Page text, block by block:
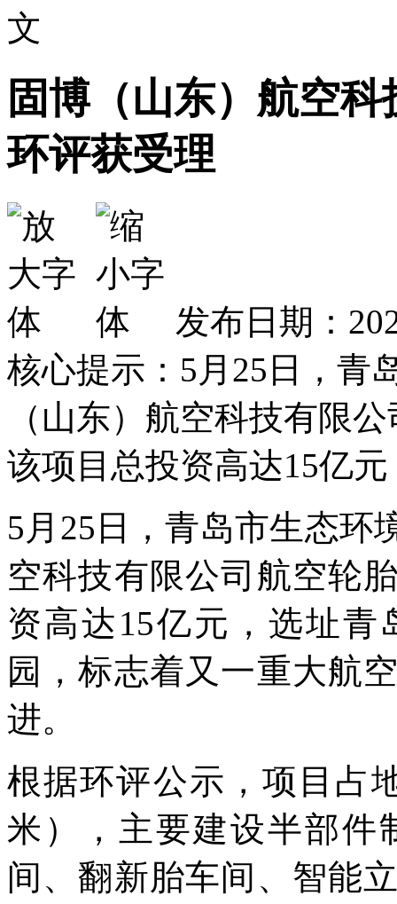
文
固博（山东）航空
环评获受理
发布日期：
核心提示：5月25日，青
（山东）航空科技有限
该项目总投资高达15亿
5月25日，青岛市生态环
空科技有限公司航空轮
资高达15亿元，选址
园，标志着又一重大航
进。
根据环评公示，项目占
米），主要建设半部件
间、翻新胎车间、智能